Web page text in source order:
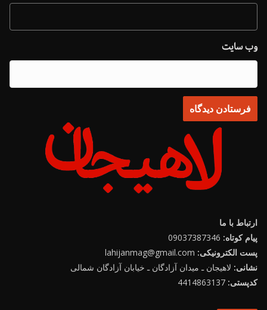
وب‌ سایت
ارتباط با ما
پیام کوتاه:
پست الکترونیکی:
نشانی: لاهیجان ـ میدان آزادگان ـ خیابان آزادگان شمالی
کدپستی: